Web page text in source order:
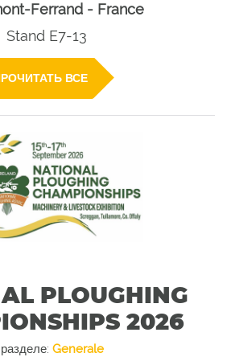
Ferrand - France
Stand E7-13
ВСЕ
PLOUGHING
2026
Generale